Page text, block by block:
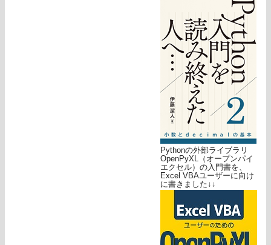
Pythonの外部ライブラリ
OpenPyXL（オープンパイ
エクセル）の入門書を、
Excel VBAユーザーに向け
に書きました↓↓